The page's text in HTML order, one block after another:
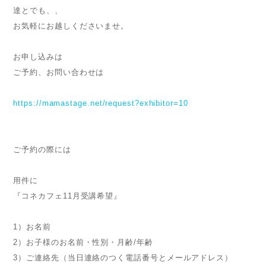
達とでも、、
お気軽にお越しくださいませ。
お申し込みは
ご予約、お問い合わせは
https://mamastage.net/request?exhibitor=10
ご予約の際には
用件に
『コネカフェ11月受講希望』
1）お名前
2）お子様のお名前・性別・月齢/年齢
3）ご連絡先（当日連絡のつく電話番号とメールアドレス）